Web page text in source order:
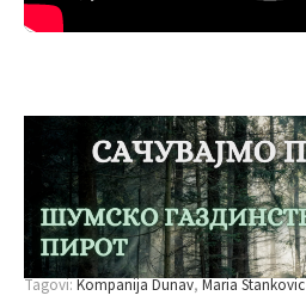
Tagovi:Kompanija Dunav Maria Stankovic